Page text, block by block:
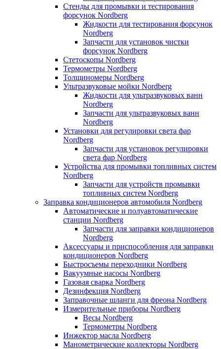
Стенды для промывки и тестирования
форсунок Nordberg
Жидкости для тестирования форсунок
Nordberg
Запчасти для установок чистки
форсунок Nordberg
Стетоскопы Nordberg
Термометры Nordberg
Толщиномеры Nordberg
Ультразвуковые мойки Nordberg
Жидкости для ультразвуковых ванн
Nordberg
Запчасти для ультразвуковых ванн
Nordberg
Установки для регулировки света фар
Nordberg
Запчасти для установок регулировки
света фар Nordberg
Устройства для промывки топливных систем
Nordberg
Запчасти для устройств промывки
топливных систем Nordberg
Заправка кондиционеров автомобиля Nordberg
Автоматические и полуавтоматические
станции Nordberg
Запчасти для заправки кондиционеров
Nordberg
Аксессуары и приспособления для заправки
кондиционеров Nordberg
Быстросъемы переходники Nordberg
Вакуумные насосы Nordberg
Газовая сварка Nordberg
Дезинфекция Nordberg
Заправочные шланги для фреона Nordberg
Измерительные приборы Nordberg
Весы Nordberg
Термометры Nordberg
Инжектор масла Nordberg
Манометрические коллекторы Nordberg